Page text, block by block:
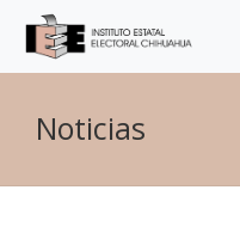
Noticias